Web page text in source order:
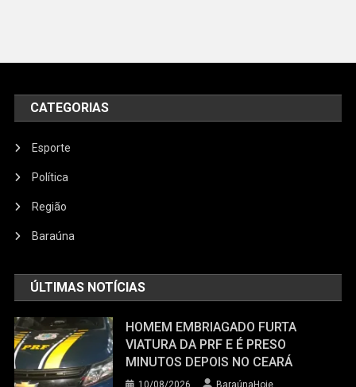
CATEGORIAS
Esporte
Política
Região
Baraúna
ÚLTIMAS NOTÍCIAS
HOMEM EMBRIAGADO FURTA
VIATURA DA PRF E É PRESO
MINUTOS DEPOIS NO CEARÁ
10/08/2026 BaraúnaHoje